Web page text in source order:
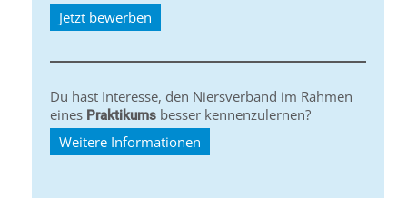
Jetzt bewerben
Du hast Interesse, den Niersverband im Rahmen
eines Praktikums besser kennenzulernen?
Weitere Informationen